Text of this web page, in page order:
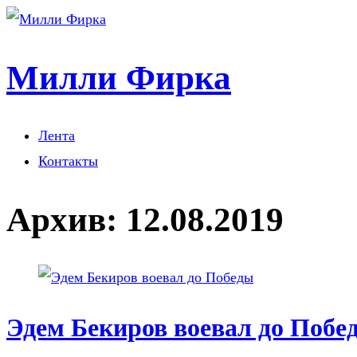
Милли Фирка
Лента
Контакты
Архив: 12.08.2019
Эдем Бекиров воевал до